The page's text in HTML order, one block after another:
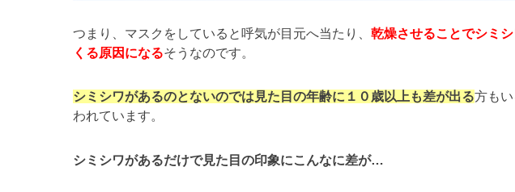
つまり、マスクをしていると呼気が目元へ当たり、 乾燥させることでシミ
くる原因になるそうなのです。
シミシワがあるのとないのでは見た目の年齢に１０歳以上も差が出る方も
われています。
シミシワがあるだけで見た目の印象にこんなに差が…